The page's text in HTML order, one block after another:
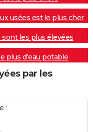
usées est le plus cher
sont les plus élevées
plus d'eau potable
par les
: